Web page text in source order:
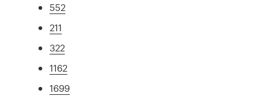
552
211
322
1162
1699